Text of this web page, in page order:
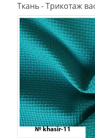
Ткань - Трикотаж